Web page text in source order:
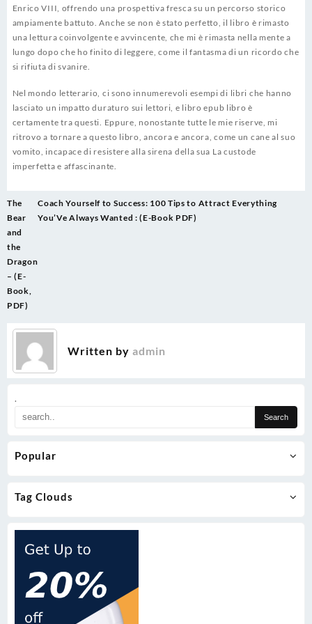
.
Popular
Tag Clouds
Enrico VIII, offrendo una prospettiva fresca su un percorso storico
ampiamente battuto. Anche se non è stato perfetto, il libro è rimasto
una lettura coinvolgente e avvincente, che mi è rimasta nella mente a
lungo dopo che ho finito di leggere, come il fantasma di un ricordo che
si rifiuta di svanire.
Nel mondo letterario, ci sono innumerevoli esempi di libri che hanno
lasciato un impatto duraturo sui lettori, e libro epub libro è
certamente tra questi. Eppure, nonostante tutte le mie riserve, mi
ritrovo a tornare a questo libro, ancora e ancora, come un cane al suo
vomito, incapace di resistere alla sirena della sua La custode
imperfetta e affascinante.
Post
navigation
The
Bear
and
the
Dragon
– (E-
Book,
PDF)
Coach Yourself to Success: 100 Tips to Attract Everything
You’Ve Always Wanted : (E-Book PDF)
Written by admin